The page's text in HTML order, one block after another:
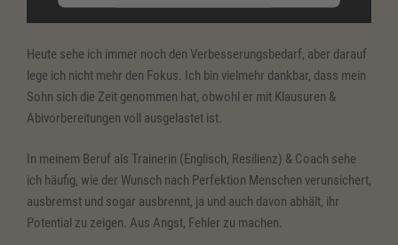
Mehr Informationen
Akzeptieren
powered byUsercentrics Consent
Management Platform
Heute sehe ich immer noch den Verbesserungsbedarf, aber darauf
lege ich nicht mehr den Fokus. Ich bin vielmehr dankbar, dass mein
Sohn sich die Zeit genommen hat, obwohl er mit Klausuren &
Abivorbereitungen voll ausgelastet ist.
In meinem Beruf als Trainerin (Englisch, Resilienz) & Coach sehe
ich häufig, wie der Wunsch nach Perfektion Menschen verunsichert,
ausbremst und sogar ausbrennt, ja und auch davon abhält, ihr
Potential zu zeigen. Aus Angst, Fehler zu machen.